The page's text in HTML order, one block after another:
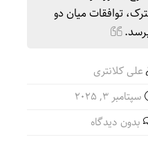
توافقات میان دو
علی کلانتری
سپتامبر 3, 2025
بدون دیدگاه